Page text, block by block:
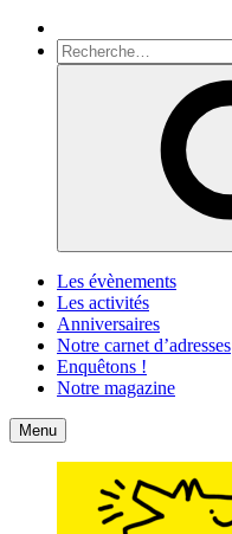
Recherche
pour
Les évènements
Les activités
Anniversaires
Notre carnet d’adresses
Enquêtons !
Notre magazine
Accueil
Menu Contact